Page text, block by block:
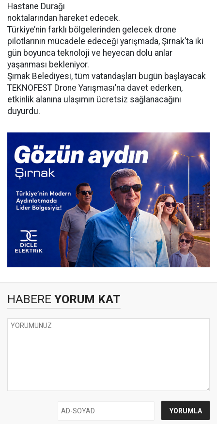
Hastane Durağı
noktalarından hareket edecek.
Türkiye’nin farklı bölgelerinden gelecek drone
pilotlarının mücadele edeceği yarışmada, Şırnak’ta iki
gün boyunca teknoloji ve heyecan dolu anlar
yaşanması bekleniyor.
Şırnak Belediyesi, tüm vatandaşları bugün başlayacak
TEKNOFEST Drone Yarışması’na davet ederken,
etkinlik alanına ulaşımın ücretsiz sağlanacağını
duyurdu.
HABERE YORUM KAT